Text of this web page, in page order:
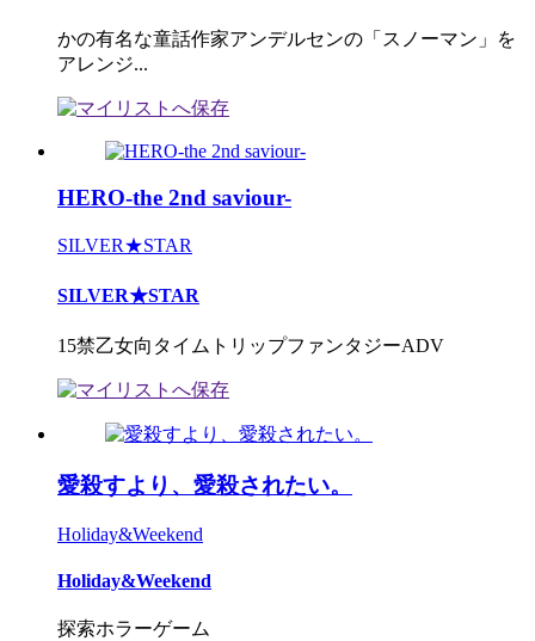
かの有名な童話作家アンデルセンの「スノーマン」を
アレンジ...
HERO-the 2nd saviour-
SILVER★STAR
SILVER★STAR
15禁乙女向タイムトリップファンタジーADV
愛殺すより、愛殺されたい。
Holiday&Weekend
Holiday&Weekend
探索ホラーゲーム